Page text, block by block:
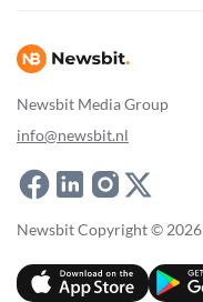
Newsbit Media Group
info@newsbit.nl
Newsbit Copyright © 2026